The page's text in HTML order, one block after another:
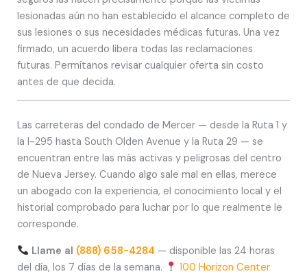
lesionadas aún no han establecido el alcance completo de
sus lesiones o sus necesidades médicas futuras. Una vez
firmado, un acuerdo libera todas las reclamaciones
futuras. Permítanos revisar cualquier oferta sin costo
antes de que decida.
Las carreteras del condado de Mercer — desde la Ruta 1 y
la I-295 hasta South Olden Avenue y la Ruta 29 — se
encuentran entre las más activas y peligrosas del centro
de Nueva Jersey. Cuando algo sale mal en ellas, merece
un abogado con la experiencia, el conocimiento local y el
historial comprobado para luchar por lo que realmente le
corresponde.
Llame al (888) 658-4284 — disponible las 24 horas
del día, los 7 días de la semana.
100 Horizon Center